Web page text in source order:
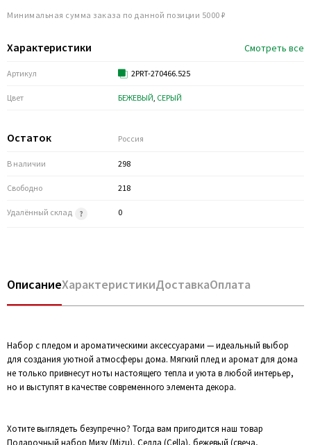
Характеристики Смотреть все
Артикул 2PRT-270466.525
Цвет БЕЖЕВЫЙ, СЕРЫЙ
Остаток Россия
В наличии 298
Свободно 218
Удалённый склад 0
Минимальная сумма заказа по данной позиции 5000 ₽
ОписаниеХарактеристикиДоставкаОплата
Набор с пледом и ароматическими аксессуарами — идеальный выбор
для создания уютной атмосферы дома. Мягкий плед и аромат для дома
не только привнесут ноты настоящего тепла и уюта в любой интерьер,
но и выступят в качестве современного элемента декора.
Хотите выглядеть безупречно? Тогда вам пригодится наш товар
Подарочный набор Мизу (Mizu), Селла (Cella), бежевый (свеча,